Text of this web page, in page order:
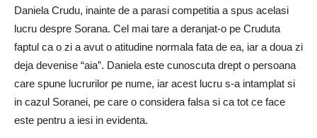
Daniela Crudu, inainte de a parasi competitia a spus acelasi
lucru despre Sorana. Cel mai tare a deranjat-o pe Cruduta
faptul ca o zi a avut o atitudine normala fata de ea, iar a doua zi
deja devenise “aia”. Daniela este cunoscuta drept o persoana
care spune lucrurilor pe nume, iar acest lucru s-a intamplat si
in cazul Soranei, pe care o considera falsa si ca tot ce face
este pentru a iesi in evidenta.